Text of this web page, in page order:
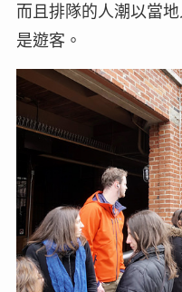
而且排隊的人潮以當
是遊客。